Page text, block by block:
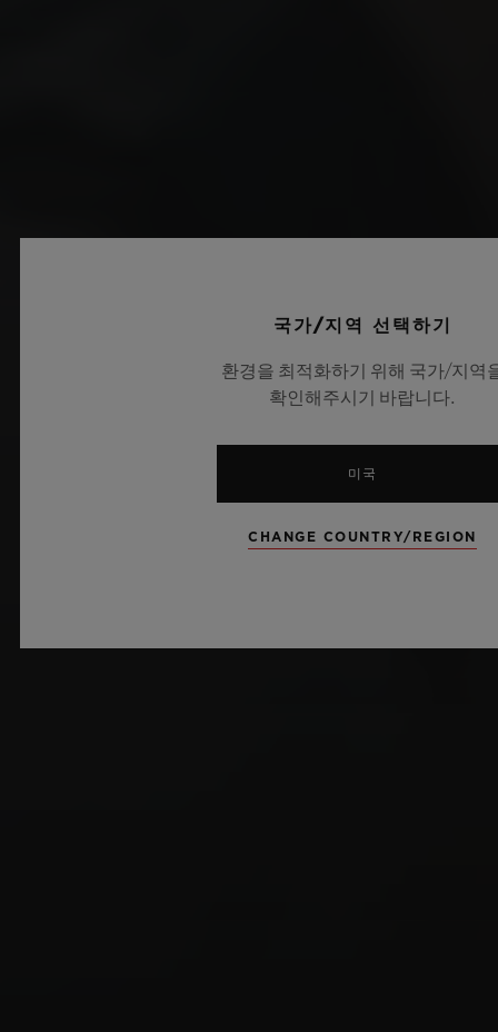
국가/지역 선택하기
환경을 최적화하기 위해 국가/지역
확인해주시기 바랍니다.
미국
CHANGE COUNTRY/REGION